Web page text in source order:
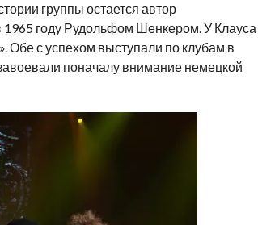
группы остается автор
1965 году Рудольфом Шенкером. У Клауса
Обе с успехом выступали по клубам в
поначалу внимание немецкой